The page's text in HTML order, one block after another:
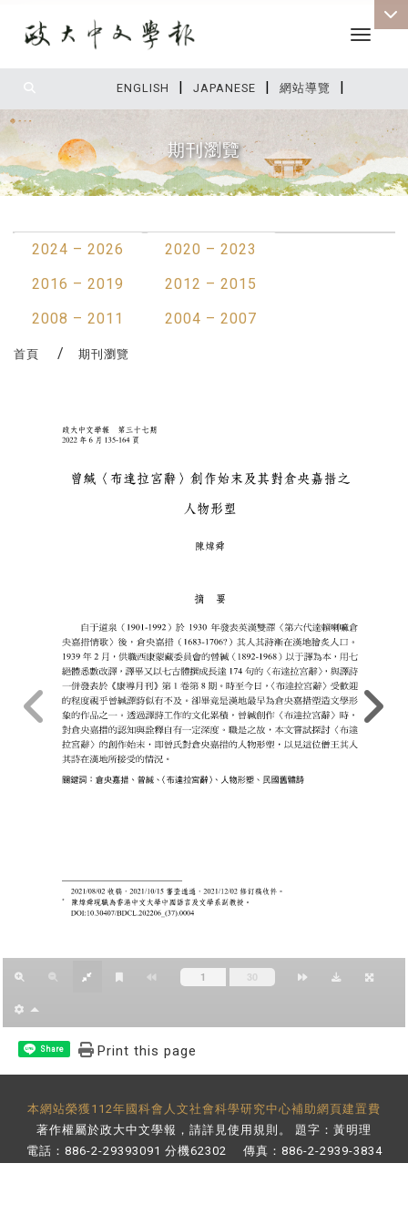
ENGLISH | JAPANESE | 網站導覽 |
Toggle
期刊瀏覽
2024 – 2026
2020 – 2023
2016 – 2019
2012 – 2015
2008 – 2011
2004 – 2007
首頁 期刊瀏覽
Share Print this page
本網站榮獲112年國科會人文社會科學研究中心補助網頁建置費
著作權屬於政大中文學報，請詳見使用規則 。 題字：黃明理
電話：886-2-29393091 分機62302 傳真：886-2-2939-3834